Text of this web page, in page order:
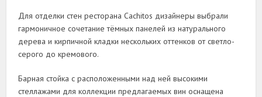
Для отделки стен ресторана Cachitos дизайнеры выбрали
гармоничное сочетание тёмных панелей из натурального
дерева и кирпичной кладки нескольких оттенков от светло-
серого до кремового.
Барная стойка с расположенными над ней высокими
стеллажами для коллекции предлагаемых вин оснащена